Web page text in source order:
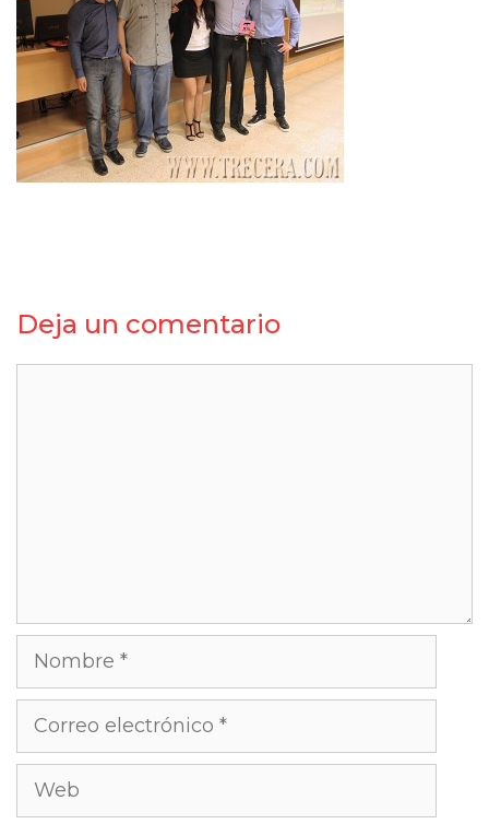
Deja un comentario
Nombre
Correo
electrónico
Web